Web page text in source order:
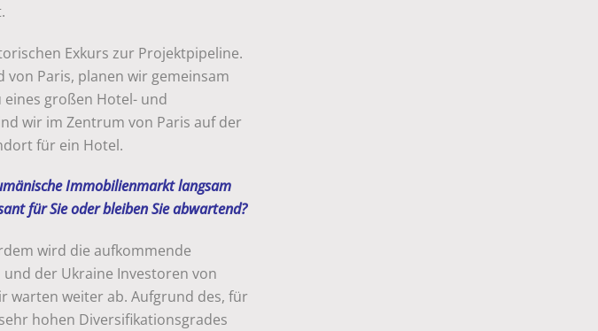
Exkurs zur Projektpipeline.
von Paris, planen wir gemeinsam
großen Hotel- und
wir im Zentrum von Paris auf der
für ein Hotel.
Immobilienmarkt langsam
für Sie oder bleiben Sie abwartend?
wird die aufkommende
der Ukraine Investoren von
warten weiter ab. Aufgrund des, für
hohen Diversifikationsgrades